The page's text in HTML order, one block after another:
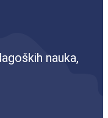
nauka,